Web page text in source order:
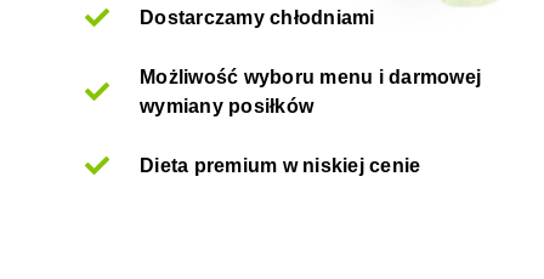
Dostarczamy chłodniami
Możliwość wyboru menu i darmowej
wymiany posiłków
Dieta premium w niskiej cenie